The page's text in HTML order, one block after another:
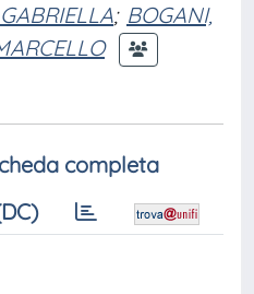
; BOGANI,
completa